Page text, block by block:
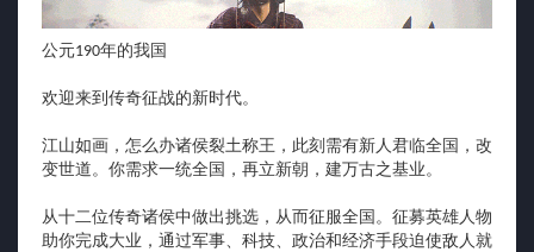
公元190年的我国
欢迎来到传奇征战的新时代。
江山如画，怎么办诸侯裂土称王，此刻需有新人君临全国，改
变世道。你需求一统全国，再立新朝，建万古之基业。
从十二位传奇诸侯中做出挑选，从而征服全国。征募英雄人物
助你完成大业，通过军事、科技、政治和经济手段迫使敌人就